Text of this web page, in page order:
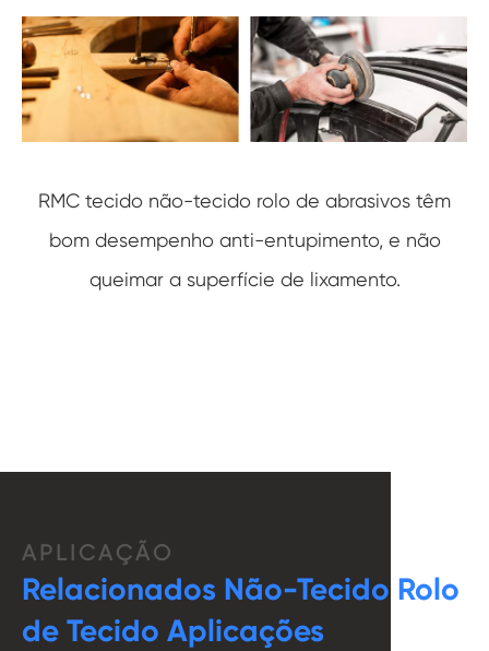
RMC tecido não-tecido rolo de abrasivos têm
bom desempenho anti-entupimento, e não
queimar a superfície de lixamento.
APLICAÇÃO
Relacionados Não-Tecido Rolo
de Tecido Aplicações